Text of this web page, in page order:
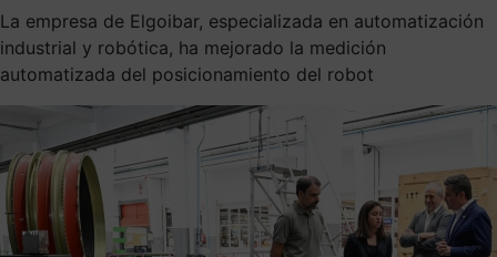
La empresa de Elgoibar, especializada en automatización
industrial y robótica, ha mejorado la medición
automatizada del posicionamiento del robot